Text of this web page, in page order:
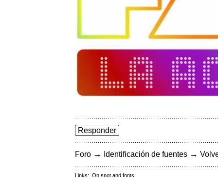
Responder
Foro → Identificación de fuentes →
Links: On snot and fonts